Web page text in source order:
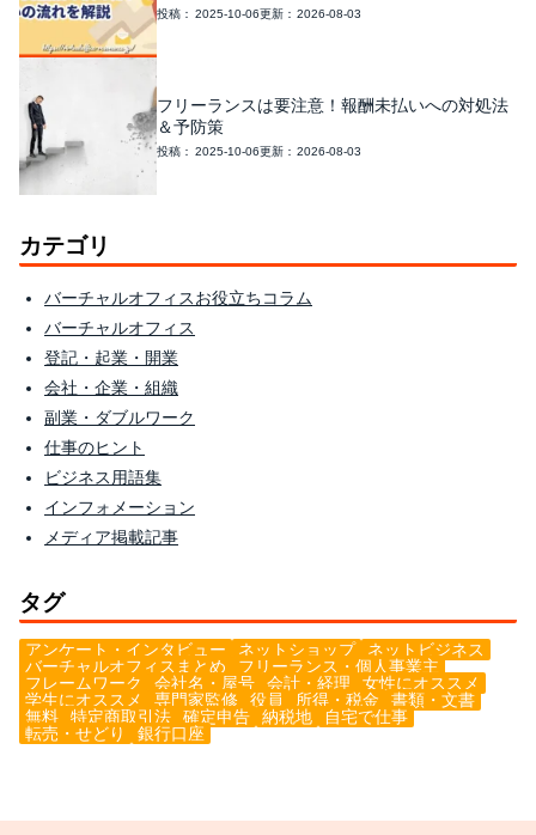
2025-10-06 2026-08-03
フリーランスは要注意！報酬未払いへの対処法
＆予防策
2025-10-06 2026-08-03
カテゴリ
バーチャルオフィスお役立ちコラム
バーチャルオフィス
登記・起業・開業
会社・企業・組織
副業・ダブルワーク
仕事のヒント
ビジネス用語集
インフォメーション
メディア掲載記事
タグ
アンケート・インタビュー ネットショップ
ネットビジネス
バーチャルオフィスまとめ
フリーランス・個人事業主
フレームワーク
会社名・屋号 会計・経理
女性にオススメ
学生にオススメ
専門家監修 役員 所得・税金
書類・文書
無料
特定商取引法 確定申告 納税地
自宅で仕事
転売・せどり
銀行口座